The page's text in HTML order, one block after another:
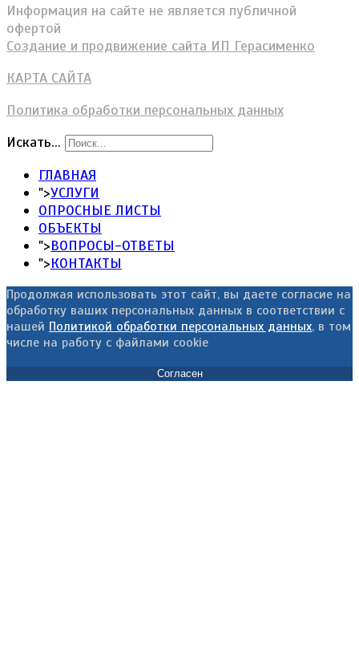
Информация на сайте не является публичной
офертой
Создание и продвижение сайта ИП Герасименко
КАРТА САЙТА
Политика обработки персональных данных
Искать...
ГЛАВНАЯ
">УСЛУГИ
ОПРОСНЫЕ ЛИСТЫ
ОБЪЕКТЫ
">ВОПРОСЫ-ОТВЕТЫ
">КОНТАКТЫ
Продолжая использовать этот сайт, вы даете согласие на
обработку ваших персональных данных в соответствии с
нашей Политикой обработки персональных данных, в том
числе на работу с файлами cookie
Согласен